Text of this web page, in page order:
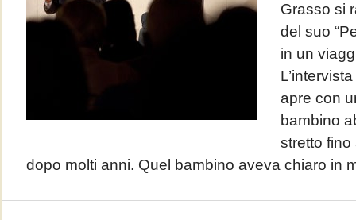
Grasso si
del suo
in un
apre con
bambino
stretto fino
dopo molti anni. Quel bambino aveva chiaro in